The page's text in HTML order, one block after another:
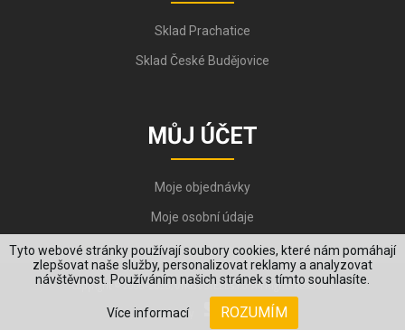
Tyto webové stránky používají soubory cookies, které nám pomáhají
zlepšovat naše služby, personalizovat reklamy a analyzovat
návštěvnost. Používáním našich stránek s tímto souhlasíte.
Více informací ROZUMÍM
Sklad Prachatice
Sklad České Budějovice
MŮJ ÚČET
Moje objednávky
Moje osobní údaje
Copyright © 2006-2026, VYKOV STEEL s.r.o. All Rights Reserved.
Created by